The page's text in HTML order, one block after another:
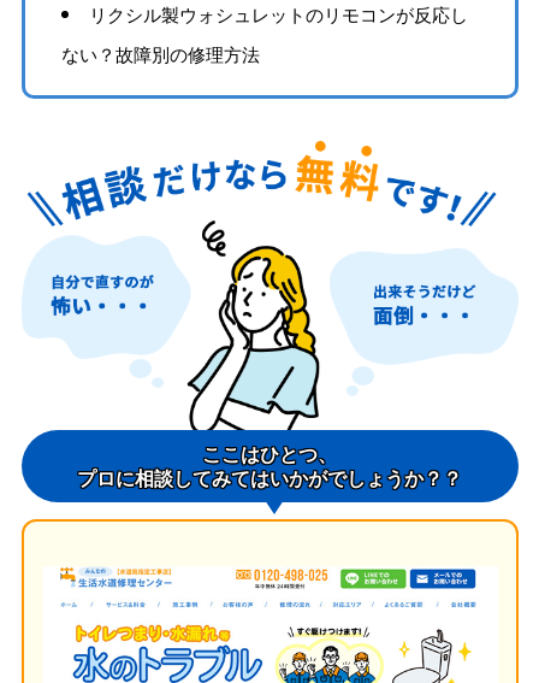
リクシル製ウォシュレットのリモコンが反応し
ない？故障別の修理方法
ここはひとつ、
プロに相談してみてはいかがでしょうか？？